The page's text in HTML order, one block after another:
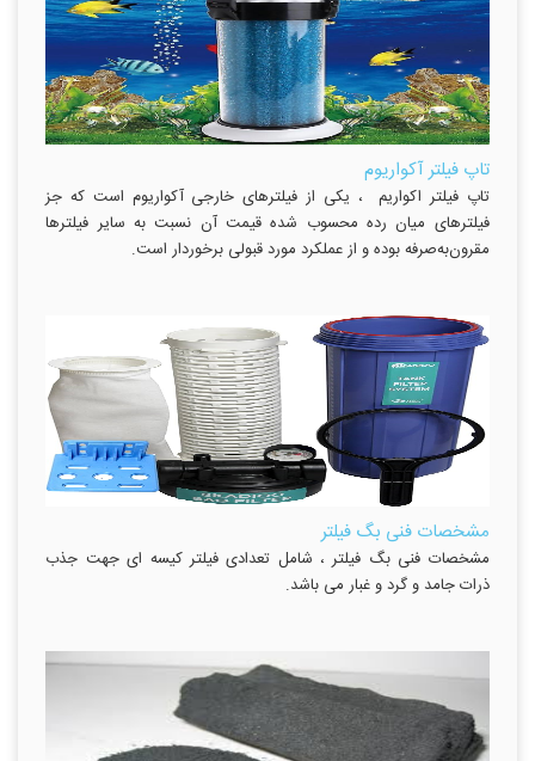
تاپ فیلتر آکواریوم
تاپ فیلتر اکواریم ، یکی از فیلترهای خارجی آکواریوم است که جز
فیلترهای میان رده محسوب شده قیمت آن نسبت به سایر فیلترها
مقرون‌به‌صرفه بوده و از عملکرد مورد قبولی برخوردار است.
مشخصات فنی بگ فیلتر
مشخصات فنی بگ فیلتر ، شامل تعدادی فیلتر کیسه ای جهت جذب
ذرات جامد و گرد و غبار می باشد.